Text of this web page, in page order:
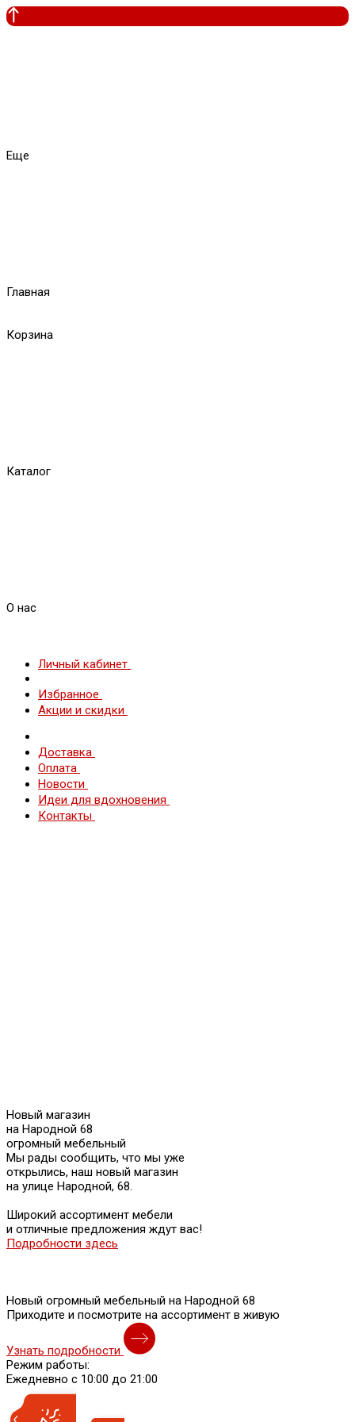
Еще
Главная
Корзина
Каталог
О нас
Личный кабинет
Избранное
Акции и скидки
Доставка
Оплата
Новости
Идеи для вдохновения
Контакты
Новый магазин
на Народной 68
огромный мебельный
Мы рады сообщить, что мы уже
открылись, наш новый магазин
на улице Народной, 68.
Широкий ассортимент мебели
и отличные предложения ждут вас!
Подробности здесь
Новый огромный мебельный на Народной 68
Приходите и посмотрите на ассортимент в живую
Узнать подробности
Режим работы:
Ежедневно с 10:00 до 21:00